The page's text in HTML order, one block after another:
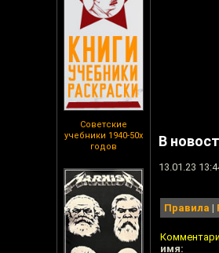
Советские
учебники 1940-50х
годов
В
13.01.23
Правила |
имя: